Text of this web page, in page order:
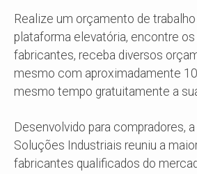
Realize um orçamento de
plataforma elevatória, encontre
fabricantes, receba diversos
mesmo com aproximadamente
mesmo tempo gratuitamente a
Desenvolvido para compradores,
Soluções Industriais reuniu a
fabricantes qualificados do